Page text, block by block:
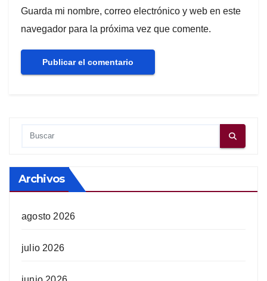
Guarda mi nombre, correo electrónico y web en este
navegador para la próxima vez que comente.
Archivos
agosto 2026
julio 2026